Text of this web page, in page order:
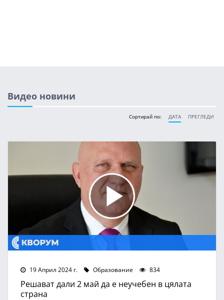
Видео новини
Сортирай по: ДАТА ПРЕГЛЕДИ
19 Април 2024 г. Образование 834
Решават дали 2 май да е неучебен в цялата
страна